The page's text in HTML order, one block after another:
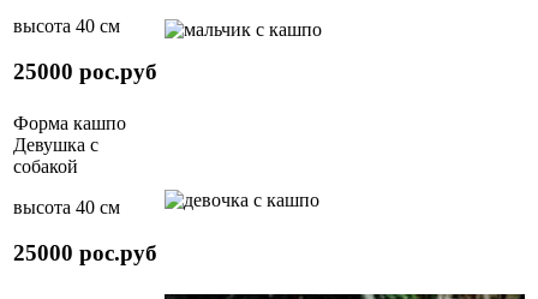
высота 40 см
25000 рос.руб
Форма кашпо
Девушка с
собакой
высота 40 см
25000 рос.руб